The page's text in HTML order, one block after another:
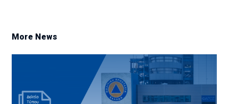
More News